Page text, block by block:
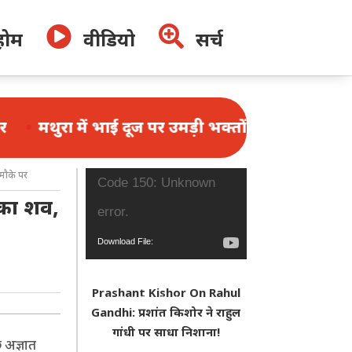
 सर्च
 वीडियो
दूज पर उमड़ी भक्तों की भीड़, 1.25 लाख श्रद्धालुओं
पर
शव,
Video
Player
Code 150: Unknown
error.
Download File:
v=N_f4W2r2nys&_=1
Prashant Kishor On Rahul
Gandhi: प्रशांत किशोर ने राहुल
गांधी पर साधा निशाना!